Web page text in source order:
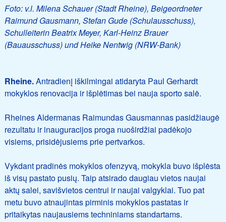
Foto: v.l. Milena Schauer (Stadt Rheine), Beigeordneter
Raimund Gausmann, Stefan Gude (Schulausschuss),
Schulleiterin Beatrix Meyer, Karl-Heinz Brauer
(Bauausschuss) und Heike Nentwig (NRW-Bank)
Rheine.Antradienį iškilmingai atidaryta Paul Gerhardt
mokyklos renovacija ir išplėtimas bei nauja sporto salė.
Rheines Aldermanas Raimundas Gausmannas pasidžiaugė
rezultatu ir inauguracijos proga nuoširdžiai padėkojo
visiems, prisidėjusiems prie pertvarkos.
Vykdant pradinės mokyklos ofenzyvą, mokykla buvo išplėsta
iš visų pastato pusių. Taip atsirado daugiau vietos naujai
aktų salei, savišvietos centrui ir naujai valgyklai. Tuo pat
metu buvo atnaujintas pirminis mokyklos pastatas ir
pritaikytas naujausiems techniniams standartams.